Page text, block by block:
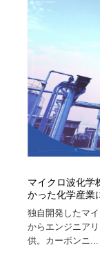
マイクロ波化学
かった化学産業
独自開発したマ
からエンジニア
供。カーボンニ...